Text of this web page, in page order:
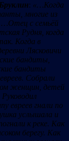
: «…Когда
многие из
…Отец с семьёй
Рудня, когда
Когда в
Лясковичи
бандиты,
бандиты
Собрали
женщин, детей
евреев гнали по
услышала и
к реке. Как
берегу. Как